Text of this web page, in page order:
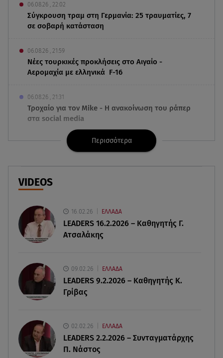
06.08.26 , 22:02
Σύγκρουση τραμ στη Γερμανία: 25 τραυματίες, 7
σε σοβαρή κατάσταση
06.08.26 , 21:59
Νέες τουρκικές προκλήσεις στο Αιγαίο -
Αερομαχία με ελληνικά F-16
06.08.26 , 21:31
Τροχαίο για τον Mike - Η ανακοίνωση του ράπερ
στα social media
06.08.26 , 21:22
Ισραήλ - Κύπρος - Κρήτη: Το μεγαλύτερο
υποθαλάσσιο καλώδιο στον κόσμο
06.08.26 , 21:07
εξοπλισμού στον Άγιο Βασίλειο
06.08.26 , 20:49
06.08.26 , 20:25
Πώς επικοινωνούν τα ελικόπτερα στη φωτιά και
06.08.26 , 20:16
Αθηνά Οικονομάκου από την Μπόρα Μπόρα:
«Έσκασε όλη η κούραση του χειμώνα»
Περισσότερα
VIDEOS
16.02.26 ΕΛΛΑΔΑ
LEADERS 16.2.2026 – Καθηγητής Γ.
Ατσαλάκης
09.02.26 ΕΛΛΑΔΑ
LEADERS 9.2.2026 – Καθηγητής Κ.
Γρίβας
02.02.26 ΕΛΛΑΔΑ
LEADERS 2.2.2026 – Συνταγματάρχης
Π. Νάστος